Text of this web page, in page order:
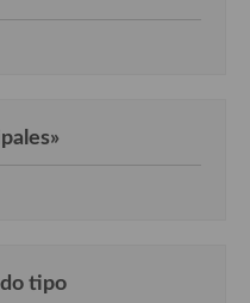
tipo